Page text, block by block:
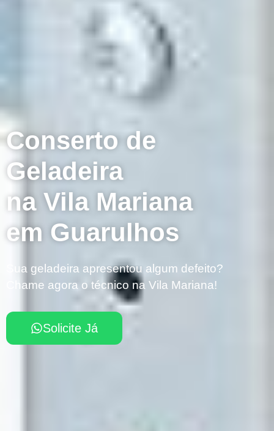
Conserto de
Geladeira
na Vila Mariana
em Guarulhos
Sua geladeira apresentou algum defeito?
Chame agora o técnico na Vila Mariana!
Solicite Já